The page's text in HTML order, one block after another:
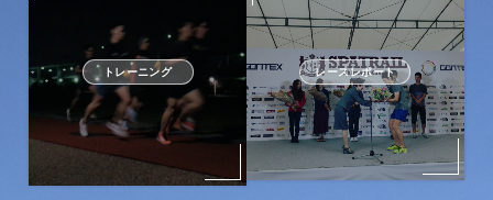
トレーニング レースレポート